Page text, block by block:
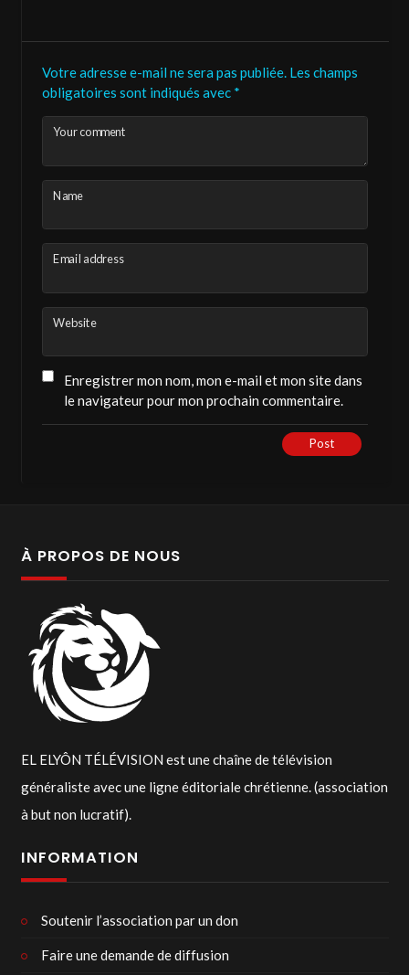
Votre adresse e-mail ne sera pas publiée. Les champs
obligatoires sont indiqués avec *
Your comment
Name
Email address
Website
Enregistrer mon nom, mon e-mail et mon site dans
le navigateur pour mon prochain commentaire.
Post
Si vous souhaitez mettre un pouce, veuillez
créer un compte gratuit et privé sur la chaîne.
secondes.
ou votre compte Facebook.
If you’d like to give it a thumbs-up, please
Recording time: less than 10 seconds.
https://elelyon-tv.com/wp-login.php
À PROPOS DE NOUS
EL ELYÔN TÉLÉVISION est une chaîne de télévision
généraliste avec une ligne éditoriale chrétienne. (association
à but non lucratif).
INFORMATION
Soutenir l’association par un don
Faire une demande de diffusion